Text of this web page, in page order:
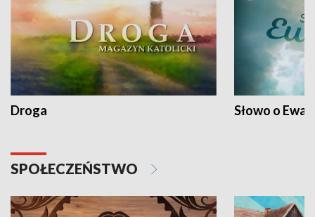
Droga Słowo o
SPOŁECZEŃSTWO